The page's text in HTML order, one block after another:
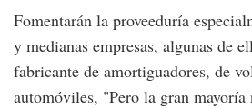
Fomentarán la proveeduría
y medianas empresas, algunas de
fabricante de amortiguadores, de
automóviles, "Pero la gran mayoría